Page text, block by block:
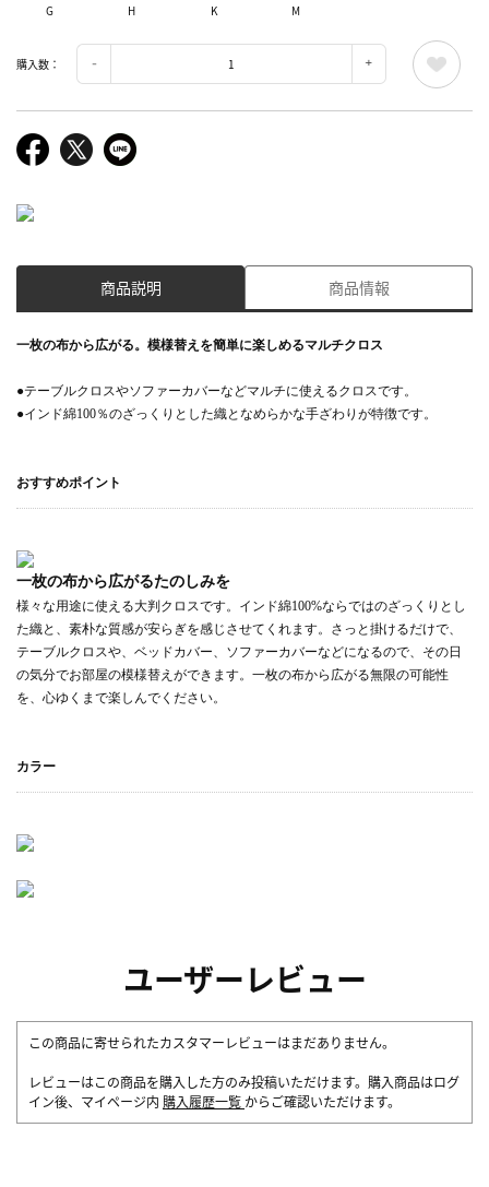
G H K M
購入数：
商品説明 商品情報
一枚の布から広がる。模様替えを簡単に楽しめるマルチクロス
●テーブルクロスやソファーカバーなどマルチに使えるクロスです。
●インド綿100％のざっくりとした織となめらかな手ざわりが特徴です。
おすすめポイント
一枚の布から広がるたのしみを
様々な用途に使える大判クロスです。インド綿100%ならではのざっくりとし
た織と、素朴な質感が安らぎを感じさせてくれます。さっと掛けるだけで、
テーブルクロスや、ベッドカバー、ソファーカバーなどになるので、その日
の気分でお部屋の模様替えができます。一枚の布から広がる無限の可能性
を、心ゆくまで楽しんでください。
カラー
ユーザーレビュー
この商品に寄せられたカスタマーレビューはまだありません。
レビューはこの商品を購入した方のみ投稿いただけます。購入商品はログ
イン後、マイページ内 購入履歴一覧 からご確認いただけます。